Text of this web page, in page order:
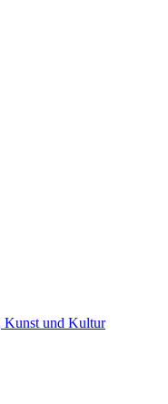
Kunst und Kultur